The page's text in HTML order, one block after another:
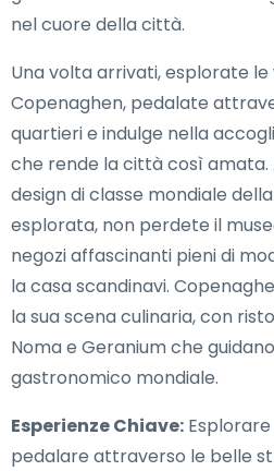
nel cuore della città.
Una volta arrivati, esplorate
Copenaghen, pedalate
quartieri e indulge nella
che rende la città così amata.
design di classe mondiale
esplorata, non perdete il
negozi affascinanti pieni di
la casa scandinavi.
la sua scena culinaria, con
Noma e Geranium che
gastronomico mondiale.
Esperienze Chiave:
pedalare attraverso le belle